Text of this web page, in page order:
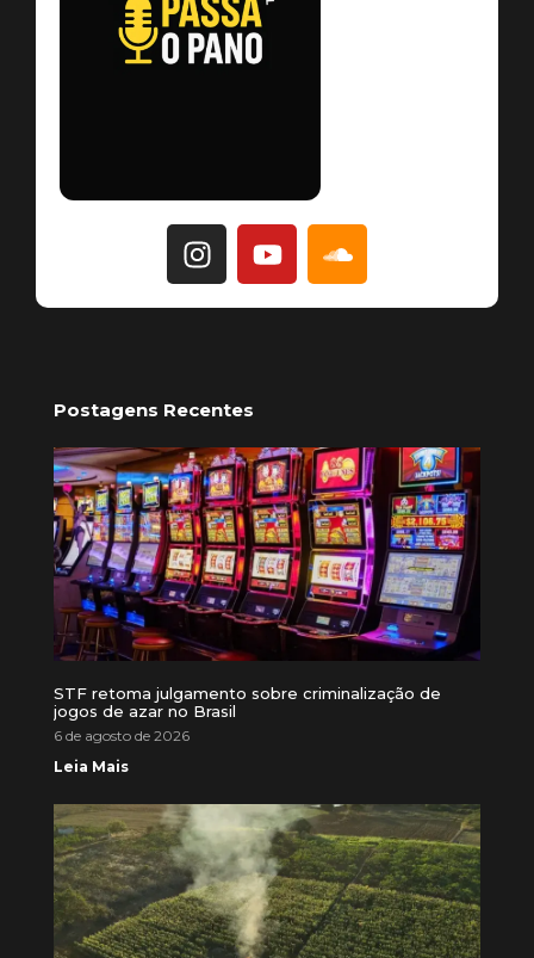
Postagens Recentes
STF retoma julgamento sobre criminalização de
jogos de azar no Brasil
6 de agosto de 2026
Leia Mais